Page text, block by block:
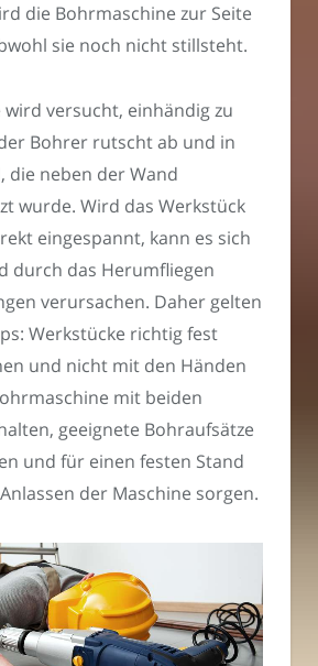
die Bohrmaschine zur Seite
sie noch nicht stillsteht.
wird versucht, einhändig zu
Bohrer rutscht ab und in
die neben der Wand
wurde. Wird das Werkstück
eingespannt, kann es sich
durch das Herumfliegen
verursachen. Daher gelten
Werkstücke richtig fest
und nicht mit den Händen
mit beiden
geeignete Bohraufsätze
und für einen festen Stand
der Maschine sorgen.